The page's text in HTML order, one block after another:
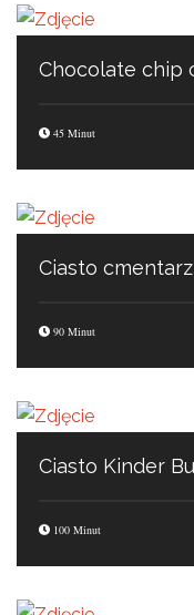
45 Minut
Ciasto cmentarz
90 Minut
100 Minut